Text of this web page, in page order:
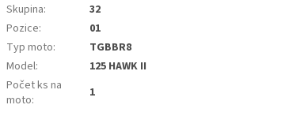
Skupina:
32
Pozice:
01
Typ moto:
TGBBR8
Model:
125 HAWK II
Počet ks na
moto: 1